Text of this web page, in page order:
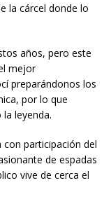
la cárcel donde lo
años, pero este
mejor
preparándonos los
por lo que
leyenda.
participación del
de espadas
vive de cerca el